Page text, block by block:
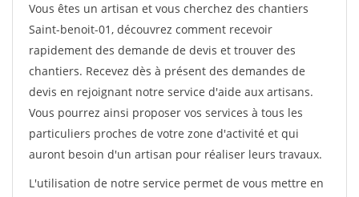
Vous êtes un artisan et vous cherchez des chantiers
Saint-benoit-01, découvrez comment recevoir
rapidement des demande de devis et trouver des
chantiers. Recevez dès à présent des demandes de
devis en rejoignant notre service d'aide aux artisans.
Vous pourrez ainsi proposer vos services à tous les
particuliers proches de votre zone d'activité et qui
auront besoin d'un artisan pour réaliser leurs travaux.
L'utilisation de notre service permet de vous mettre en